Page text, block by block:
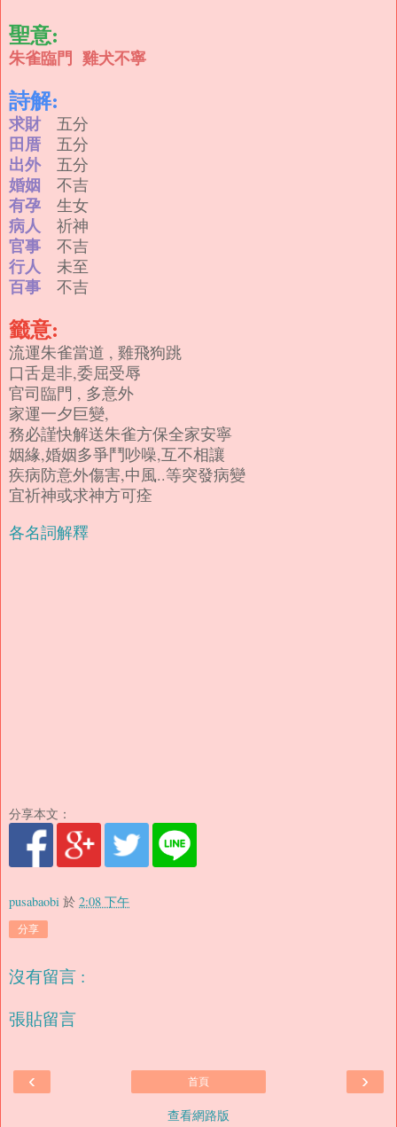
聖意:
朱雀臨門 雞犬不寧
詩解:
求財五分
田厝 五分
出外五分
婚姻 不吉
有孕 生女
病人 祈神
官事 不吉
行人 未至
百事 不吉
籤意:
流運朱雀當道 , 雞飛狗跳
口舌是非,委屈受辱
官司臨門 , 多意外
家運一夕巨變,
務必謹快解送朱雀方保全家安寧
姻緣,婚姻多爭鬥吵噪,互不相讓
疾病防意外傷害,中風..等突發病變
宜祈神或求神方可痊
各名詞解釋
分享本文：
pusabaobi 於 2:08 下午
分享
沒有留言 :
張貼留言
‹ ›
首頁
查看網路版